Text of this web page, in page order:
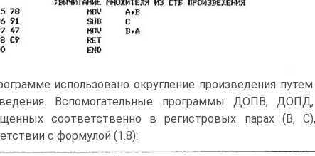
использовано округление произведения
Вспомогательные программы ДОПВ,
соответственно в регистровых парах
с формулой (1.8):